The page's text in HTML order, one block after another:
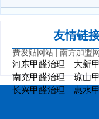
友情链接
费发贴网站
南方加盟网
河东甲醛治理 大新
南充甲醛治理
琼山
长兴甲醛治理
惠水